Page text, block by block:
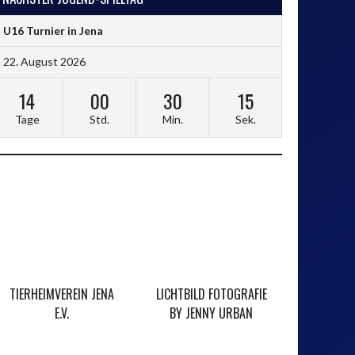
U16 Turnier in Jena
22. August 2026
14
Tage
00
Std.
30
Min.
15
Sek.
TIERHEIMVEREIN JENA
E.V.
LICHTBILD FOTOGRAFIE
BY JENNY URBAN